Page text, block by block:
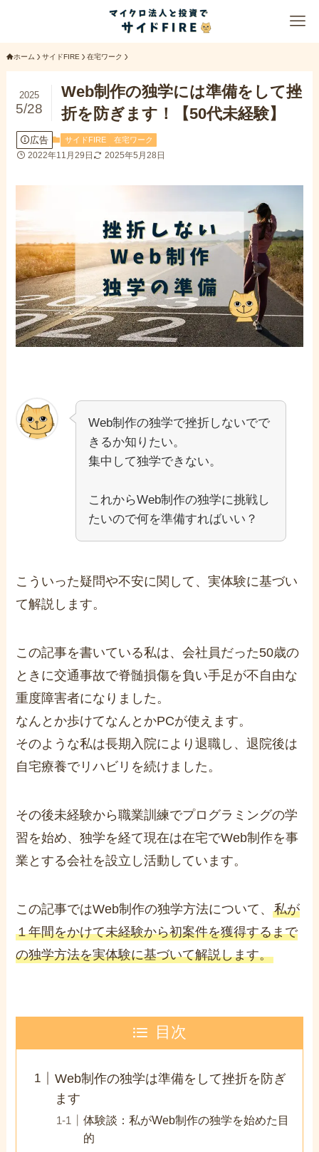
ホーム サイドFIRE 在宅ワーク
Web制作の独学には準備をして挫
折を防ぎます！【50代未経験】
2025
5/28
広告 サイドFIRE 在宅ワーク
2022年11月29日 2025年5月28日
Web制作の独学で挫折しないでで
きるか知りたい。
集中して独学できない。
これからWeb制作の独学に挑戦し
たいので何を準備すればいい？
こういった疑問や不安に関して、実体験に基づい
て解説します。
この記事を書いている私は、会社員だった50歳の
ときに交通事故で脊髄損傷を負い手足が不自由な
重度障害者になりました。
なんとか歩けてなんとかPCが使えます。
そのような私は長期入院により退職し、退院後は
自宅療養でリハビリを続けました。
その後未経験から職業訓練でプログラミングの学
習を始め、独学を経て現在は在宅でWeb制作を事
業とする会社を設立し活動しています。
この記事ではWeb制作の独学方法について、私が
１年間をかけて未経験から初案件を獲得するまで
の独学方法を実体験に基づいて解説します。
目次
Web制作の独学は準備をして挫折を防ぎ
ます
体験談：私がWeb制作の独学を始めた目
的